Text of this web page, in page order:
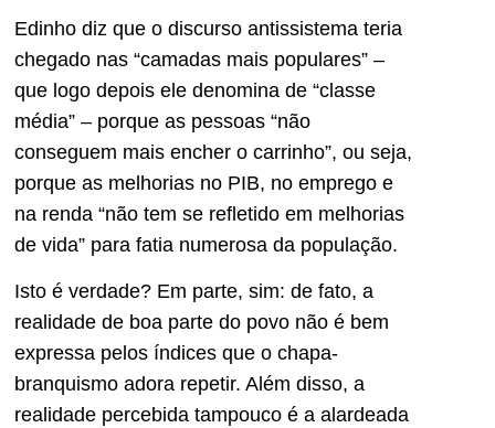
Edinho diz que o discurso antissistema teria
chegado nas “camadas mais populares” –
que logo depois ele denomina de “classe
média” – porque as pessoas “não
conseguem mais encher o carrinho”, ou seja,
porque as melhorias no PIB, no emprego e
na renda “não tem se refletido em melhorias
de vida” para fatia numerosa da população.
Isto é verdade? Em parte, sim: de fato, a
realidade de boa parte do povo não é bem
expressa pelos índices que o chapa-
branquismo adora repetir. Além disso, a
realidade percebida tampouco é a alardeada